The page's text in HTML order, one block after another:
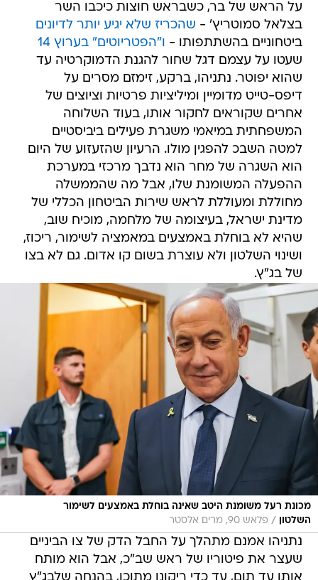
על הראש של בר, כשבראש חוצות כיכבו השר
בצלאל סמוטריץ' - שהכריז שלא יגיע יותר לדיונים
ביטחוניים בהשתתפותו - ו"הפטריוטים" בערוץ 14
שעטו על עצמם דגל שחור להגנת הדמוקרטיה עד
שהוא יפוטר. נתניהו, ברקע, זימזם מסרים על
דיפס-טייט מדומיין ומיליציות פרטיות וציוצים של
אחרים שקוראים לחקור אותו, בעוד השלוחה
המשפחתית במיאמי משגרת פעילים ביביסטיים
למטה השבכ להפגין מולו. הרעיון שהזעזוע של היום
הוא השגרה של מחר הוא נדבך מרכזי במערכת
ההפעלה המשומנת שלו, אבל מה שהממשלה
מחוללת ומעוללת לראש שירות הביטחון הכללי של
מדינת ישראל, בעיצומה של מלחמה, מוכיח שוב,
שהיא לא בוחלת באמצעים במאמציה לשימור, ריכוז,
ושינוי השלטון ולא עוצרת בשום קו אדום. גם לא בצו
של בג"ץ.
מכונת רעל משומנת היטב שאינה בוחלת באמצעים לשימור
השלטון
/ פלאש 90, מרים אלסטר
נתניהו אמנם מתהלך על החבל הדק של צו הביניים
שעצר את פיטוריו של ראש שב"כ, אבל הוא מותח
אותו עד תום, עד כדי ריקונו מתוכן, בהנחה שלבג"ץ